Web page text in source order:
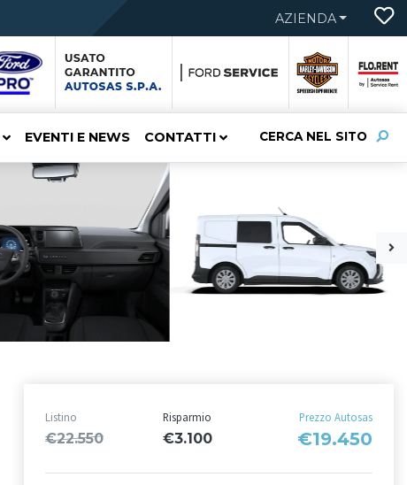
AZIENDA
CERCA NEL SITO
EVENTI E NEWS CONTATTI
Listino
€22.550
Risparmio
€3.100
Prezzo Autosas
€19.450